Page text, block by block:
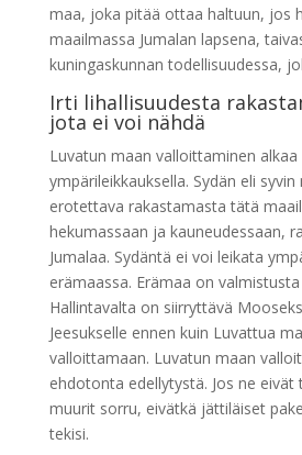
maa, joka pitää ottaa haltuun, jos
maailmassa Jumalan lapsena,
kuningaskunnan todellisuudessa,
Irti lihallisuudesta
jota ei voi nähdä
Luvatun maan valloittaminen alkaa
ympärileikkauksella. Sydän eli
erotettava rakastamasta tätä
hekumassaan ja kauneudessaan,
Jumalaa. Sydäntä ei voi leikata
erämaassa. Erämaa on
Hallintavalta on siirryttävä
Jeesukselle ennen kuin Luvattua
valloittamaan. Luvatun maan
ehdotonta edellytystä. Jos ne eivät
muurit sorru, eivätkä jättiläiset
tekisi.